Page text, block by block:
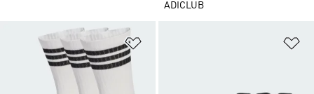
ADICLUB